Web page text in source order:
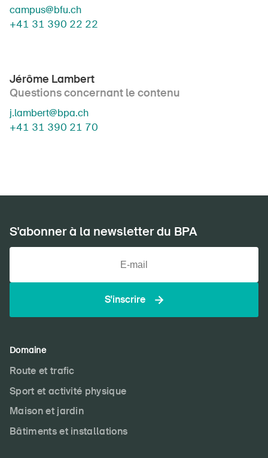
campus@bfu.ch
+41 31 390 22 22
Jérôme Lambert
Questions concernant le contenu
j.lambert@bpa.ch
+41 31 390 21 70
S'abonner à la newsletter du BPA
S'inscrire
Domaine
Route et trafic
Sport et activité physique
Maison et jardin
Bâtiments et installations